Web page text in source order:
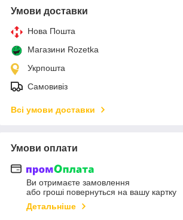
Умови доставки
Нова Пошта
Магазини Rozetka
Укрпошта
Самовивіз
Всі умови доставки
Умови оплати
Ви отримаєте замовлення
або гроші повернуться на вашу картку
Детальніше